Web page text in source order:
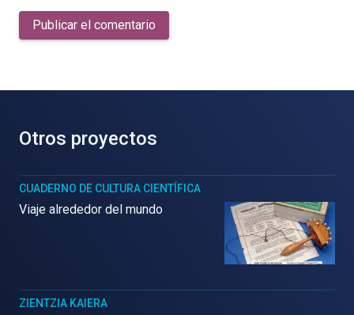
Publicar el comentario
Otros proyectos
CUADERNO DE CULTURA CIENTÍFICA
Viaje alrededor del mundo
ZIENTZIA KAIERA